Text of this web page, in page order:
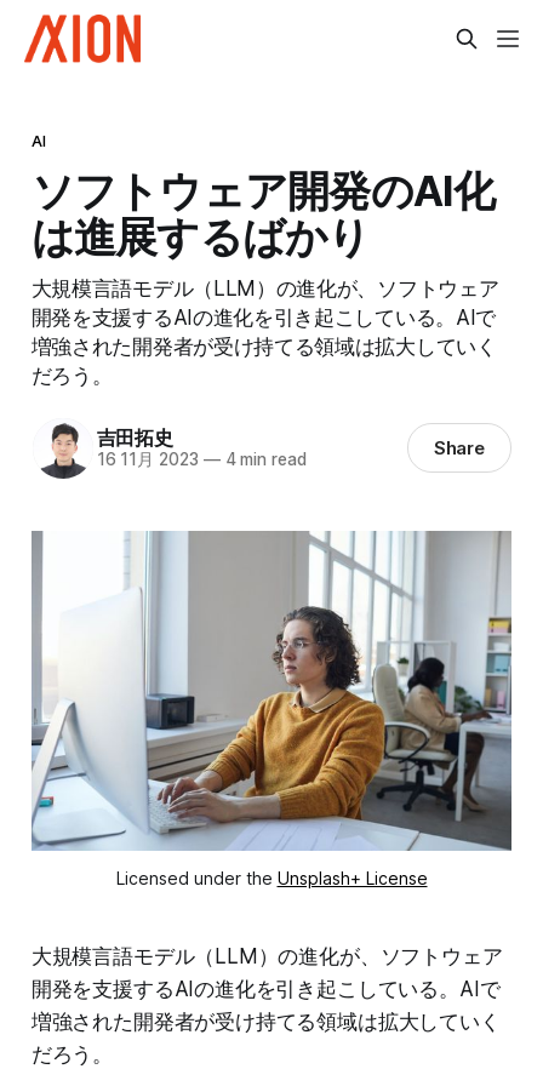
AI
ソフトウェア開発のAI化
は進展するばかり
大規模言語モデル（LLM）の進化が、ソフトウェア
開発を支援するAIの進化を引き起こしている。AIで
増強された開発者が受け持てる領域は拡大していく
だろう。
吉田拓史
16 11月 2023 —4 min read Share
Licensed under the Unsplash+ License
大規模言語モデル（LLM）の進化が、ソフトウェア
開発を支援するAIの進化を引き起こしている。AIで
増強された開発者が受け持てる領域は拡大していく
だろう。